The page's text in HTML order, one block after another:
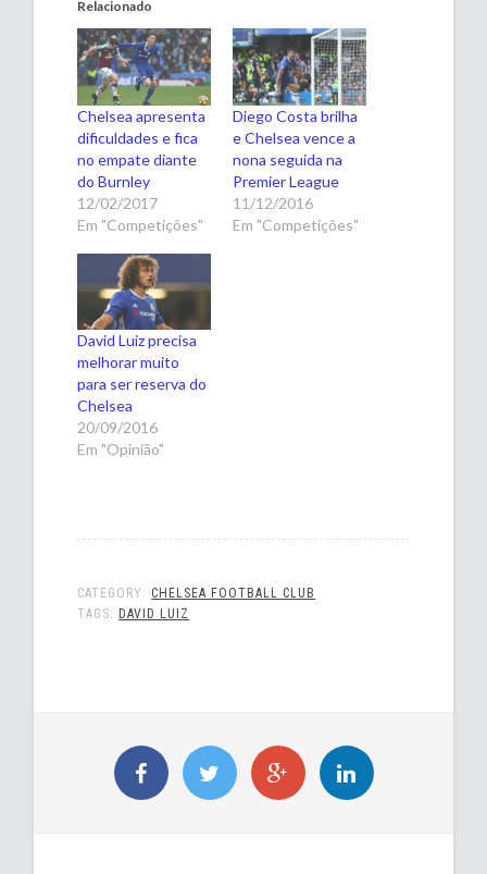
Relacionado
Chelsea apresenta
dificuldades e fica
no empate diante
do Burnley
12/02/2017
Em "Competições"
Diego Costa brilha
e Chelsea vence a
nona seguida na
Premier League
11/12/2016
Em "Competições"
David Luiz precisa
melhorar muito
para ser reserva do
Chelsea
20/09/2016
Em "Opinião"
CATEGORY: CHELSEA FOOTBALL CLUB
TAGS: DAVID LUIZ